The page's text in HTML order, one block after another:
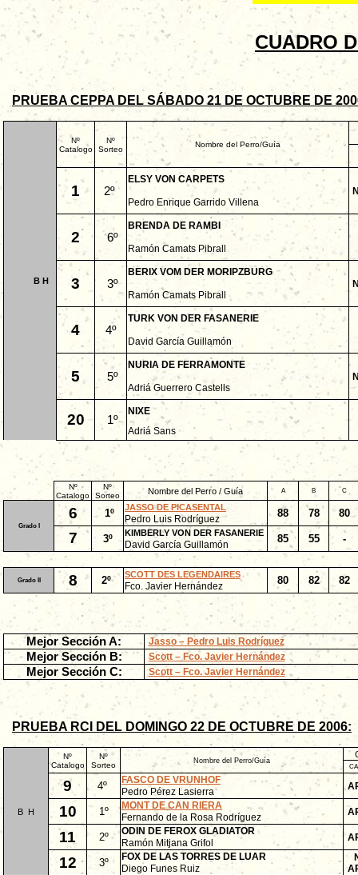
CUADRO
PRUEBA CEPPA DEL SÁBADO 21 DE OCTUBRE DE
B H
Nº
Catalogo
Nº
Sorteo
Nombre del Perro/Guía
1 2º
ELSY VON CARPETS
Pedro Enrique Garrido Villena
2 6º
BRENDA DE RAMBI
Ramón Camats Pibrall
3 3º
BERIX VOM DER MORIPZBURG
Ramón Camats Pibrall
4 4º
TURK VON DER FASANERIE
David García Guillamón
5 5º
NURIA DE FERRAMONTE
Adriá Guerrero Castells
20 1º
NIXE
Adriá Sans
Nº
Catalogo
Nº
Sorteo
Nombre del Perro / Guía A B C
Grado I
6 1º JASSO DE PICASENTAL 88 78 80
Pedro Luis Rodríguez
7 3º KIMBERLY VON DER FASANERIE 85 55 -
David García Guillamón
Grado II 8 2º SCOTT DES LEGENDAIRES 80 82 82
Fco. Javier Hernández
Mejor Sección A: Jasso – Pedro Luis Rodríguez
Mejor Sección B: Scott – Fco. Javier Hernández
Mejor Sección C: Scott – Fco. Javier Hernández
PRUEBA RCI DEL DOMINGO 22 DE OCTUBRE DE 2006:
B H
Nº
Catalogo
Nº
Sorteo
Nombre del Perro/Guía
9 4º FASCO DE VRUNHOF
Pedro Pérez Lasierra
10 1º MONT DE CAN RIERA
Fernando de la Rosa Rodríguez
11 2º ODIN DE FEROX GLADIATOR
Ramón Mitjana Grifol
12 3º FOX DE LAS TORRES DE LUAR
Diego Funes Ruiz